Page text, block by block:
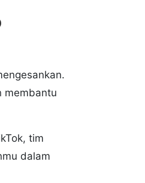
membantu
tim
dalam